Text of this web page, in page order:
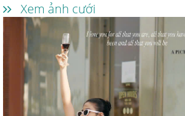
Xem ảnh cưới